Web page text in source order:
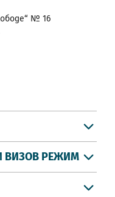
№ 16
ВИЗОВ РЕЖИМ